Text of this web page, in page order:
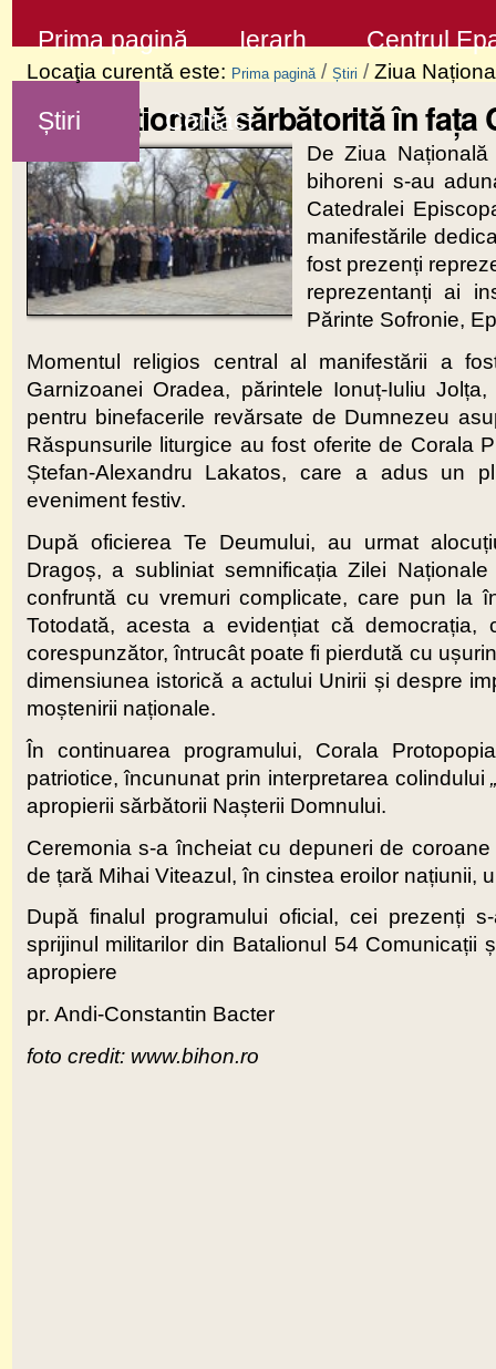
la
conţinut
Sari
la
navigare
Prima pagină Ierarh Centrul
Știri Contact
Locaţia curentă este: Prima pagină / Știri / Ziua
Ziua Națională sărbătorită în
De Ziua
bihoreni s-au
Catedralei
manifestările
fost prezenți
reprezentanți ai
Părinte Sofronie,
Momentul religios central al manifestării a
Garnizoanei Oradea, părintele Ionuț-Iuliu
pentru binefacerile revărsate de Dumnezeu
Răspunsurile liturgice au fost oferite de Corala
Ștefan-Alexandru Lakatos, care a adus un
eveniment festiv.
După oficierea Te Deumului, au urmat
Dragoș, a subliniat semnificația Zilei
confruntă cu vremuri complicate, care pun la
Totodată, acesta a evidențiat că
corespunzător, întrucât poate fi pierdută cu
dimensiunea istorică a actului Unirii și despre
moștenirii naționale.
În continuarea programului, Corala
patriotice, încununat prin interpretarea colindului
apropierii sărbătorii Nașterii Domnului.
Ceremonia s-a încheiat cu depuneri de
de țară Mihai Viteazul, în cinstea eroilor națiunii,
După finalul programului oficial, cei prezenți
sprijinul militarilor din Batalionul 54 Comunicații
apropiere
pr. Andi-Constantin Bacter
foto credit: www.bihon.ro